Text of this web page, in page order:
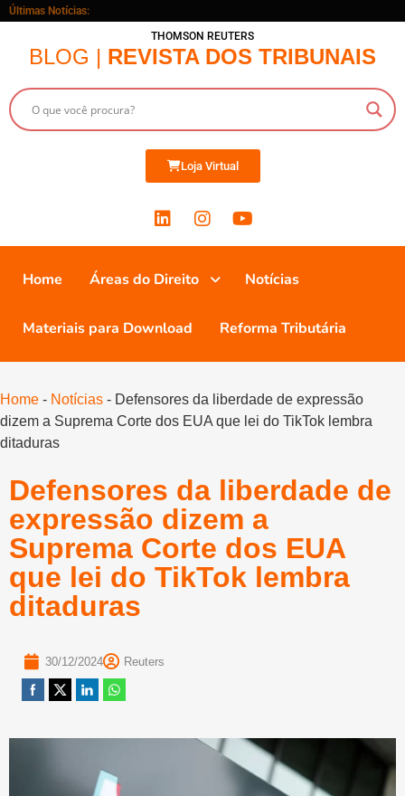
Últimas Notícias:
THOMSON REUTERS
BLOG | REVISTA DOS TRIBUNAIS
Loja Virtual
Home Áreas do Direito Notícias
Materiais para Download Reforma Tributária
Home - Notícias - Defensores da liberdade de expressão
dizem a Suprema Corte dos EUA que lei do TikTok lembra
ditaduras
Defensores da liberdade de
expressão dizem a
Suprema Corte dos EUA
que lei do TikTok lembra
ditaduras
30/12/2024 Reuters